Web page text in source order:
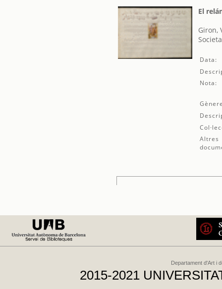
El
Giron,
Data:
Nota:
Altres
Departament d'Art i
2015-2021